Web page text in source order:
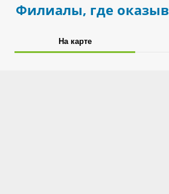
Филиалы, где
На карте